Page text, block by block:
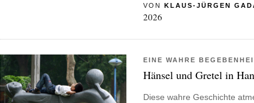
VON KLAUS-JÜRGEN
2026
EINE WAHRE
Hänsel und Gretel in
Diese wahre Geschichte